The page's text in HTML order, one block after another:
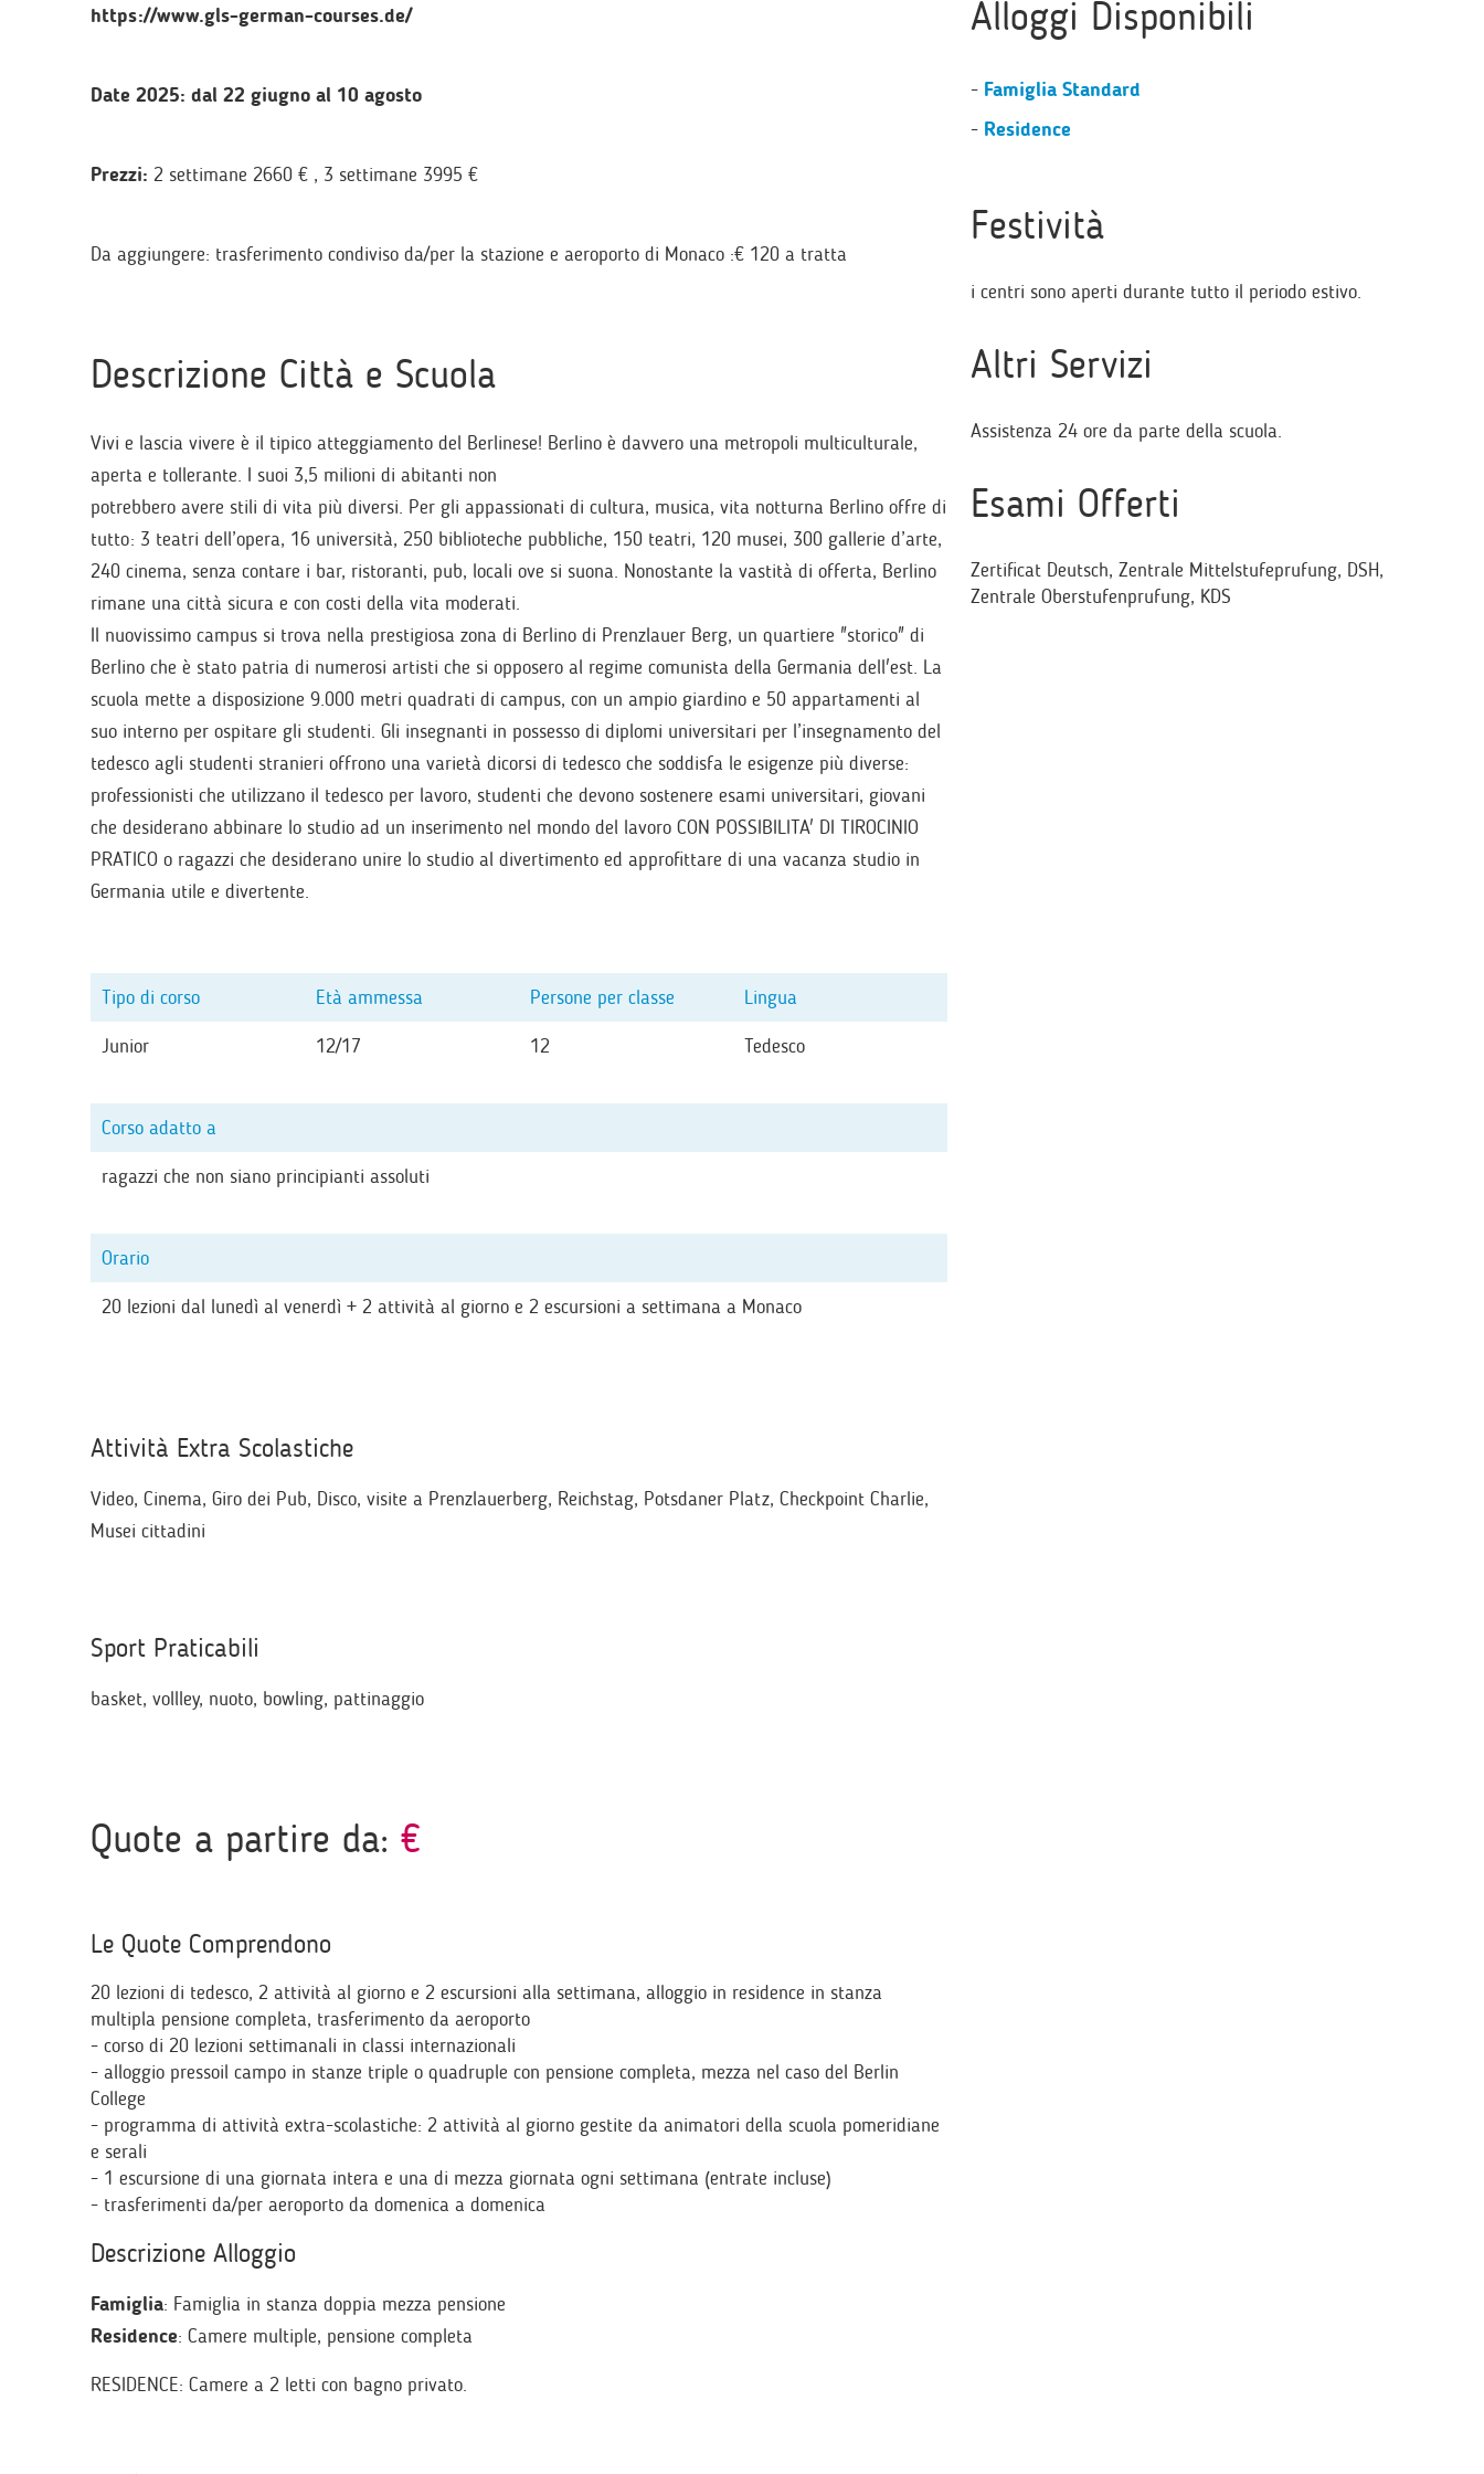
https://www.gls-german-courses.de/
Date 2025: dal 22 giugno al 10 agosto
Prezzi: 2 settimane 2660 € , 3 settimane 3995 €
Da aggiungere: trasferimento condiviso da/per la stazione e aeroporto di Monaco :€ 120 a tratta
Descrizione Città e Scuola
Vivi e lascia vivere è il tipico atteggiamento del Berlinese! Berlino è davvero una metropoli multiculturale,
aperta e tollerante. I suoi 3,5 milioni di abitanti non
potrebbero avere stili di vita più diversi. Per gli appassionati di cultura, musica, vita notturna Berlino offre di
tutto: 3 teatri dell’opera, 16 università, 250 biblioteche pubbliche, 150 teatri, 120 musei, 300 gallerie d’arte,
240 cinema, senza contare i bar, ristoranti, pub, locali ove si suona. Nonostante la vastità di offerta, Berlino
rimane una città sicura e con costi della vita moderati.
Il nuovissimo campus si trova nella prestigiosa zona di Berlino di Prenzlauer Berg, un quartiere "storico" di
Berlino che è stato patria di numerosi artisti che si opposero al regime comunista della Germania dell'est. La
scuola mette a disposizione 9.000 metri quadrati di campus, con un ampio giardino e 50 appartamenti al
suo interno per ospitare gli studenti. Gli insegnanti in possesso di diplomi universitari per l’insegnamento del
tedesco agli studenti stranieri offrono una varietà dicorsi di tedesco che soddisfa le esigenze più diverse:
professionisti che utilizzano il tedesco per lavoro, studenti che devono sostenere esami universitari, giovani
che desiderano abbinare lo studio ad un inserimento nel mondo del lavoro CON POSSIBILITA' DI TIROCINIO
PRATICO o ragazzi che desiderano unire lo studio al divertimento ed approfittare di una vacanza studio in
Germania utile e divertente.
Tipo di corso Età ammessa Persone per classe
Lingua
Junior
12/17 12 Tedesco
Corso adatto a
ragazzi che non siano principianti assoluti
Orario
20 lezioni dal lunedì al venerdì + 2 attività al giorno e 2 escursioni a settimana a Monaco
Attività Extra Scolastiche
Video, Cinema, Giro dei Pub, Disco, visite a Prenzlauerberg, Reichstag, Potsdaner Platz, Checkpoint Charlie,
Musei cittadini
Sport Praticabili
basket, vollley, nuoto, bowling, pattinaggio
Quote a partire da: €
Le Quote Comprendono
20 lezioni di tedesco, 2 attività al giorno e 2 escursioni alla settimana, alloggio in residence in stanza
multipla pensione completa, trasferimento da aeroporto
- corso di 20 lezioni settimanali in classi internazionali
- alloggio pressoil campo in stanze triple o quadruple con pensione completa, mezza nel caso del Berlin
College
- programma di attività extra-scolastiche: 2 attività al giorno gestite da animatori della scuola pomeridiane
e serali
- 1 escursione di una giornata intera e una di mezza giornata ogni settimana (entrate incluse)
- trasferimenti da/per aeroporto da domenica a domenica
Descrizione Alloggio
Famiglia: Famiglia in stanza doppia mezza pensione
Residence: Camere multiple, pensione completa
RESIDENCE: Camere a 2 letti con bagno privato.
Alloggi Disponibili
- Famiglia Standard
- Residence
Festività
i centri sono aperti durante tutto il periodo estivo.
Altri Servizi
Assistenza 24 ore da parte della scuola.
Esami Offerti
Zertificat Deutsch, Zentrale Mittelstufeprufung, DSH,
Zentrale Oberstufenprufung, KDS